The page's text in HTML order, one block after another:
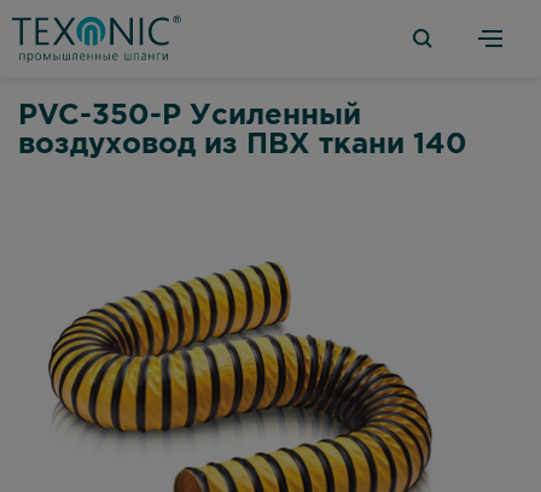
PVC-350-P Усиленный
воздуховод из ПВХ ткани 140